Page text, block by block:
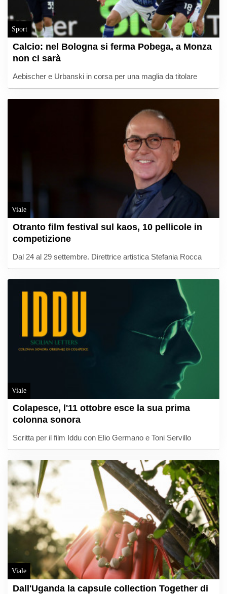
Sport
Calcio: nel Bologna si ferma Pobega, a Monza
non ci sarà
Aebischer e Urbanski in corsa per una maglia da titolare
Viale
Otranto film festival sul kaos, 10 pellicole in
competizione
Dal 24 al 29 settembre. Direttrice artistica Stefania Rocca
Viale
Colapesce, l'11 ottobre esce la sua prima
colonna sonora
Scritta per il film Iddu con Elio Germano e Toni Servillo
Viale
Dall'Uganda la capsule collection Together di